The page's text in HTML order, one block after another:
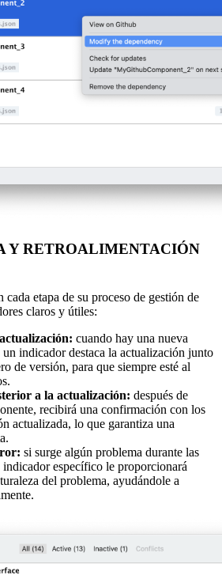
Y RETROALIMENTACIÓN
etapa de su proceso de gestión de
claros y útiles:
cuando hay una nueva
indicador destaca la actualización junto
de versión, para que siempre esté al
a la actualización: después de
recibirá una confirmación con los
actualizada, lo que garantiza una
si surge algún problema durante las
específico le proporcionará
del problema, ayudándole a